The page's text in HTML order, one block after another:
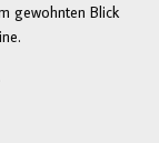
gewohnten Blick